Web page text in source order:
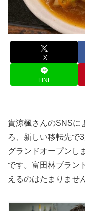
X
LINE
貴涼楓さんのSNSに
ろ、新しい移転先で
グランドオープンし
です。富田林ブラン
えるのはたまりませ